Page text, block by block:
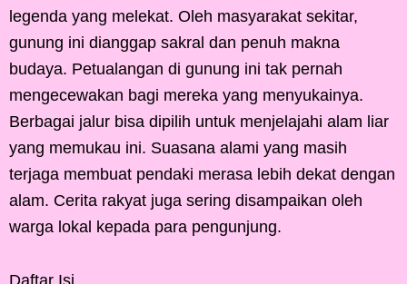
legenda yang melekat. Oleh masyarakat sekitar,
gunung ini dianggap sakral dan penuh makna
budaya. Petualangan di gunung ini tak pernah
mengecewakan bagi mereka yang menyukainya.
Berbagai jalur bisa dipilih untuk menjelajahi alam liar
yang memukau ini. Suasana alami yang masih
terjaga membuat pendaki merasa lebih dekat dengan
alam. Cerita rakyat juga sering disampaikan oleh
warga lokal kepada para pengunjung.
Daftar Isi